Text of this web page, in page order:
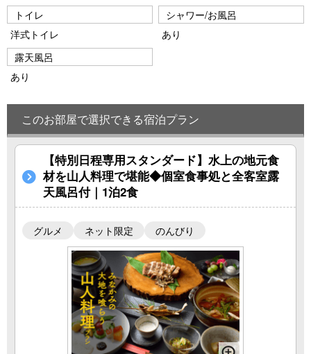
トイレ
洋式トイレ
シャワー/お風呂
あり
露天風呂
あり
このお部屋で選択できる宿泊プラン
【特別日程専用スタンダード】水上の地元食
材を山人料理で堪能◆個室食事処と全客室露
天風呂付｜1泊2食
グルメ ネット限定 のんびり